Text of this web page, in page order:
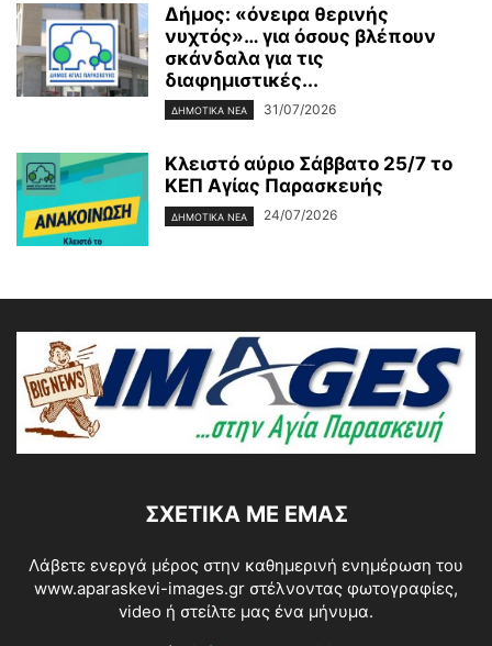
Δήμος: «όνειρα θερινής
νυχτός»… για όσους βλέπουν
σκάνδαλα για τις
διαφημιστικές...
ΔΗΜΟΤΙΚΑ ΝΕΑ 31/07/2026
Κλειστό αύριο Σάββατο 25/7 το
ΚΕΠ Αγίας Παρασκευής
ΔΗΜΟΤΙΚΑ ΝΕΑ 24/07/2026
ΣΧΕΤΙΚΆ ΜΕ ΕΜΆΣ
Λάβετε ενεργά μέρος στην καθημερινή ενημέρωση του
www.aparaskevi-images.gr στέλνοντας φωτογραφίες,
video ή στείλτε μας ένα μήνυμα.